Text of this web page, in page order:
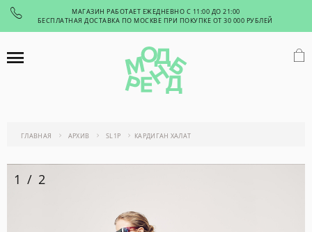
МАГАЗИН РАБОТАЕТ ЕЖЕДНЕВНО С 11:00 ДО 21:00
БЕСПЛАТНАЯ ДОСТАВКА ПО МОСКВЕ ПРИ ПОКУПКЕ ОТ 30 000 РУБЛЕЙ
ГЛАВНАЯ АРХИВ SL1P КАРДИГАН ХАЛАТ
1 / 2